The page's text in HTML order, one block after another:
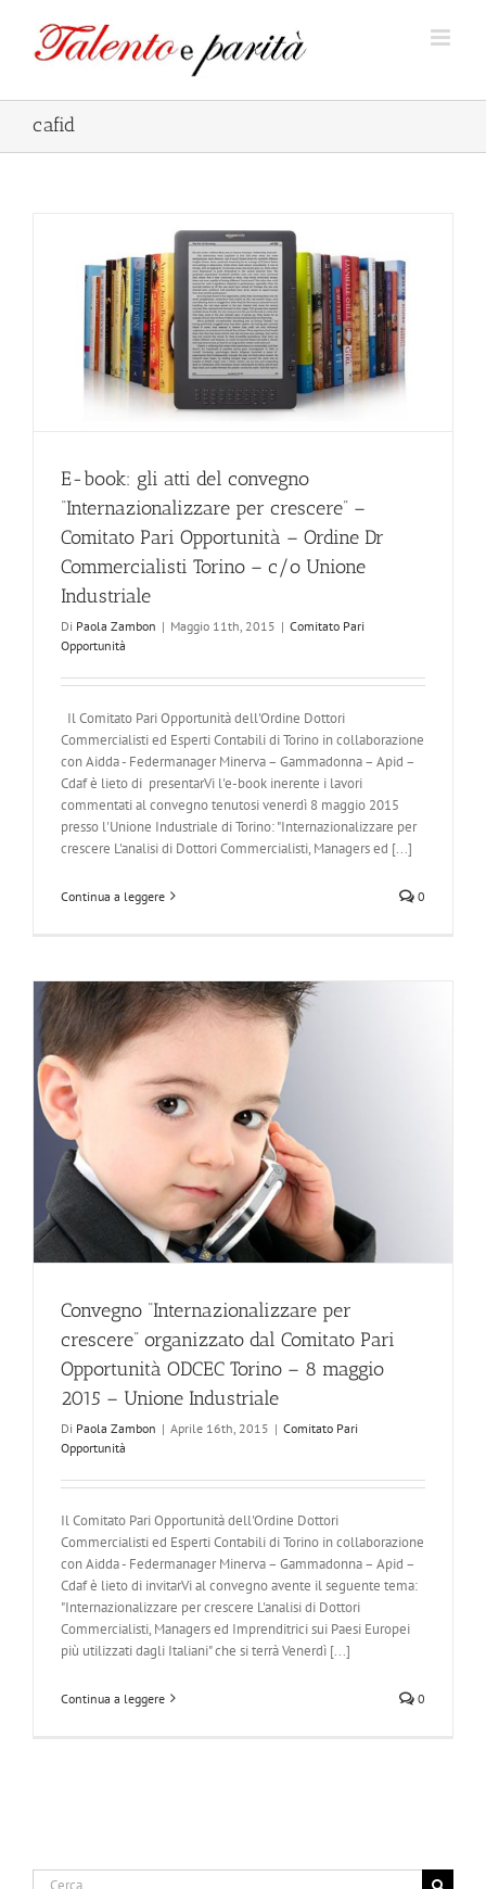
contenuto
cafid
E-book: gli atti del convegno
“Internazionalizzare per crescere” –
Comitato Pari Opportunità – Ordine Dr
Commercialisti Torino – c/o Unione
Industriale
Di Paola Zambon | Maggio 11th, 2015 | Comitato Pari
Opportunità
Il Comitato Pari Opportunità dell'Ordine Dottori
Commercialisti ed Esperti Contabili di Torino in collaborazione
con Aidda - Federmanager Minerva – Gammadonna – Apid –
Cdaf è lieto di presentarVi l'e-book inerente i lavori
commentati al convegno tenutosi venerdì 8 maggio 2015
presso l'Unione Industriale di Torino: "Internazionalizzare per
crescere L'analisi di Dottori Commercialisti, Managers ed [...]
Continua a leggere 0
Convegno “Internazionalizzare per
crescere” organizzato dal Comitato Pari
Opportunità ODCEC Torino – 8 maggio
2015 – Unione Industriale
Di Paola Zambon | Aprile 16th, 2015 | Comitato Pari
Opportunità
Il Comitato Pari Opportunità dell'Ordine Dottori
Commercialisti ed Esperti Contabili di Torino in collaborazione
con Aidda - Federmanager Minerva – Gammadonna – Apid –
Cdaf è lieto di invitarVi al convegno avente il seguente tema:
"Internazionalizzare per crescere L'analisi di Dottori
Commercialisti, Managers ed Imprenditrici sui Paesi Europei
più utilizzati dagli Italiani" che si terrà Venerdì [...]
Continua a leggere 0
Cerca